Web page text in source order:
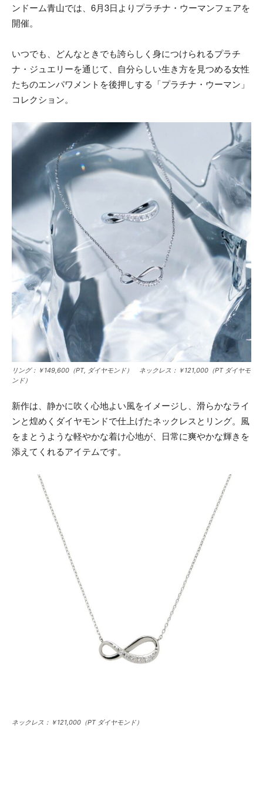
ンドーム青山では、6月3日よりプラチナ・ウーマンフェアを
開催。
いつでも、どんなときでも誇らしく身につけられるプラチ
ナ・ジュエリーを通じて、自分らしい生き方を見つめる女性
たちのエンパワメントを後押しする「プラチナ・ウーマン」
コレクション。
リング：￥149,600（PT, ダイヤモンド） ネックレス：￥121,000（PT ダイヤモ
ンド）
新作は、静かに吹く心地よい風をイメージし、滑らかなライ
ンと煌めくダイヤモンドで仕上げたネックレスとリング。風
をまとうような軽やかな着け心地が、日常に爽やかな輝きを
添えてくれるアイテムです。
ネックレス：￥121,000（PT ダイヤモンド）